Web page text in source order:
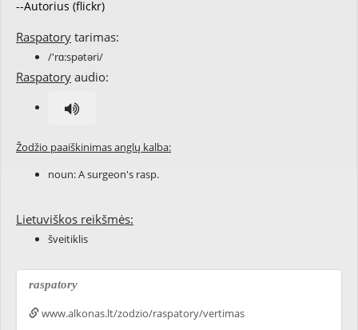
--Autorius (flickr)
Raspatory tarimas:
/'rɑ:spətəri/
Raspatory audio:
Žodžio paaiškinimas anglų kalba:
noun: Asurgeon's rasp.
Lietuviškos reikšmės:
šveitiklis
raspatory
www.alkonas.lt/zodzio/raspatory/vertimas